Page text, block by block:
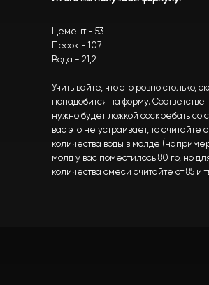
Цемент - 53
Песок - 107
Вода - 21,2
Учитывайте, что это ровно столько,
понадобится на форму.
нужно будет ложкой соскребать со
вас это не устраивает, то считайте
количества воды в молде
молд у вас поместилось 80 гр, но
количества смеси считайте от 85 и